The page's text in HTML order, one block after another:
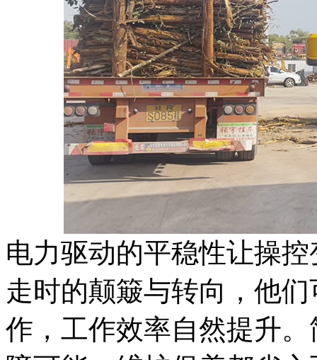
电力驱动的平稳性让操
走时的颠簸与转向，他
作，工作效率自然提升